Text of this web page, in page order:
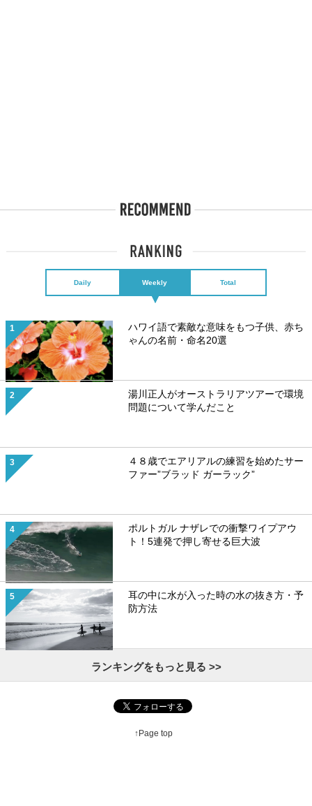
Daily Weekly Total
ハワイ語で素敵な意味をもつ子供、赤ち
ゃんの名前・命名20選
湯川正人がオーストラリアツアーで環境
問題について学んだこと
４８歳でエアリアルの練習を始めたサー
ファー”ブラッド ガーラック”
ポルトガル ナザレでの衝撃ワイプアウ
ト！5連発で押し寄せる巨大波
耳の中に水が入った時の水の抜き方・予
防方法
ランキングをもっと見る >>
↑Page top